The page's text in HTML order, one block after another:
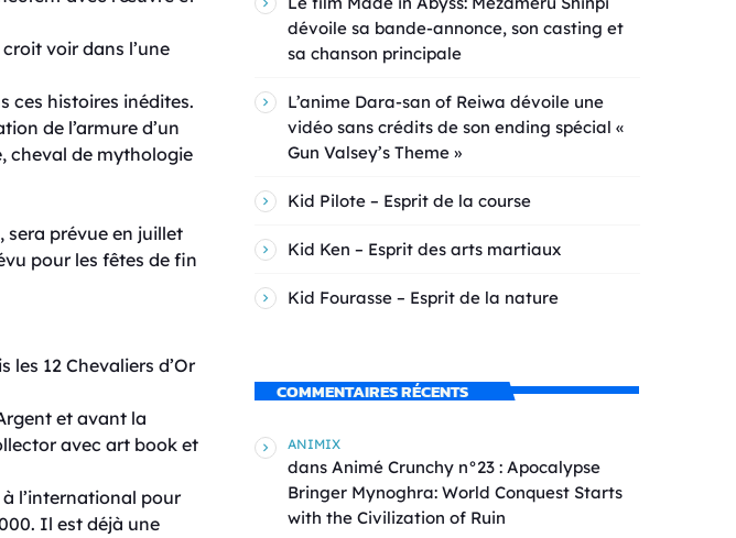
voir dans l’une
ces histoires inédites.
de l’armure d’un
cheval de mythologie
sera prévue en juillet
pour les fêtes de fin
12 Chevaliers d’Or
et avant la
avec art book et
l’international pour
Il est déjà une
dévoile sa bande-annonce, son casting et
sa chanson principale
L’anime Dara-san of Reiwa dévoile une
vidéo sans crédits de son ending spécial «
Gun Valsey’s Theme »
Kid Pilote – Esprit de la course
Kid Ken – Esprit des arts martiaux
Kid Fourasse – Esprit de la nature
COMMENTAIRES RÉCENTS
ANIMIX
dans Animé Crunchy n°23 : Apocalypse
Bringer Mynoghra: World Conquest Starts
with the Civilization of Ruin